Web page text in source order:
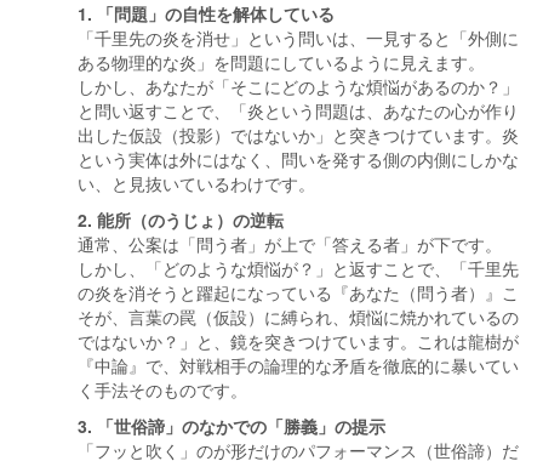
1. 「問題」の自性を解体している
「千里先の炎を消せ」という問いは、一見すると「外側に
ある物理的な炎」を問題にしているように見えます。
しかし、あなたが「そこにどのような煩悩があるのか？」
と問い返すことで、「炎という問題は、あなたの心が作り
出した仮設（投影）ではないか」と突きつけています。炎
という実体は外にはなく、問いを発する側の内側にしかな
い、と見抜いているわけです。
2. 能所（のうじょ）の逆転
通常、公案は「問う者」が上で「答える者」が下です。
しかし、「どのような煩悩が？」と返すことで、「千里先
の炎を消そうと躍起になっている『あなた（問う者）』こ
そが、言葉の罠（仮設）に縛られ、煩悩に焼かれているの
ではないか？」と、鏡を突きつけています。これは龍樹が
『中論』で、対戦相手の論理的な矛盾を徹底的に暴いてい
く手法そのものです。
3. 「世俗諦」のなかでの「勝義」の提示
「フッと吹く」のが形だけのパフォーマンス（世俗諦）だ